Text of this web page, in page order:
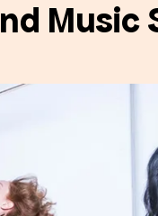
Music